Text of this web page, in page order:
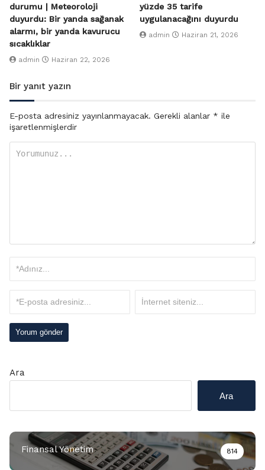
durumu | Meteoroloji
duyurdu: Bir yanda sağanak
alarmı, bir yanda kavurucu
sıcaklıklar
admin Haziran 22, 2026
yüzde 35 tarife
uygulanacağını duyurdu
admin Haziran 21, 2026
Bir yanıt yazın
E-posta adresiniz yayınlanmayacak. Gerekli alanlar * ile
işaretlenmişlerdir
Ara
Ara
Finansal Yönetim 814